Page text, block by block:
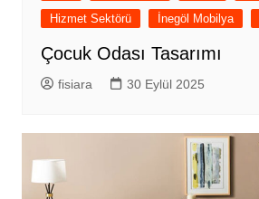
Hizmet Sektörü
İnegöl Mobilya
Çocuk Odası Tasarımı
fisiara 30 Eylül 2025